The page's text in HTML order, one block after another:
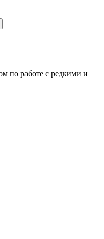
по работе с редкими и